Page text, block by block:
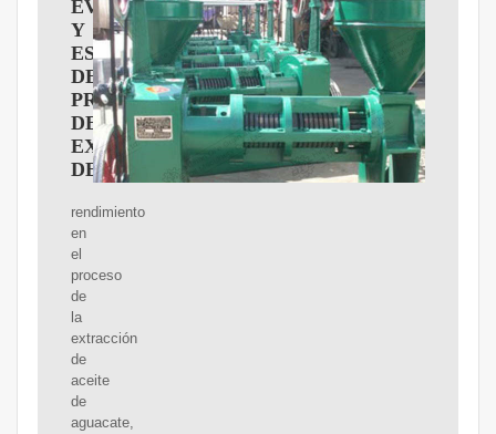
EVALUACIóN
Y
ESCALAMIENTO
DEL
PROCESO
DE
EXTRACCIóN
DE
rendimiento
en
el
proceso
de
la
extracción
de
aceite
de
aguacate,